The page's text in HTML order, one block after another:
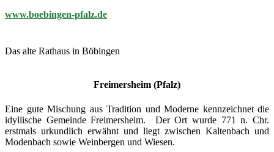
www.boebingen-pfalz.de
Das alte Rathaus in Böbingen
Freimersheim (Pfalz)
Eine gute Mischung aus Tradition und Moderne kennzeichnet die
idyllische Gemeinde Freimersheim. Der Ort wurde 771 n. Chr.
erstmals urkundlich erwähnt und liegt zwischen Kaltenbach und
Modenbach sowie Weinbergen und Wiesen.